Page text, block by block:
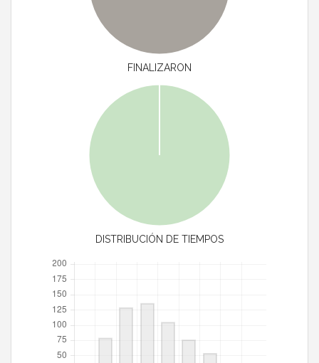
FINALIZARON
DISTRIBUCIÓN DE TIEMPOS